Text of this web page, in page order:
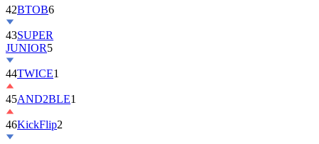
43SUPER
JUNIOR
44TWICE
45AND2BLE
46KickFlip2
47Red
Velvet